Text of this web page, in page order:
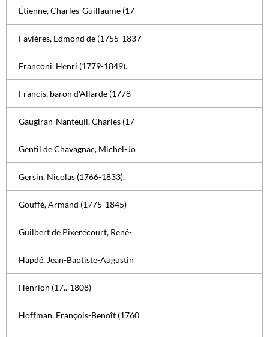
Étienne, Charles-Guillaume (17
Favières, Edmond de (1755-1837
Franconi, Henri (1779-1849).
Francis, baron d'Allarde (1778
Gaugiran-Nanteuil, Charles (17
Gentil de Chavagnac, Michel-Jo
Gersin, Nicolas (1766-1833).
Gouffé, Armand (1775-1845)
Guilbert de Pixerécourt, René-
Hapdé, Jean-Baptiste-Augustin
Henrion (17..-1808)
Hoffman, François-Benoît (1760